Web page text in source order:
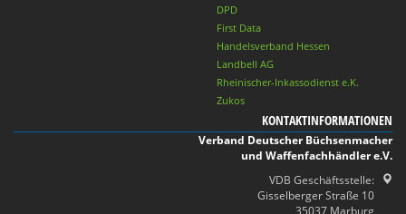
DPD
First Data
Handelsverband Hessen
Landbell AG
Rheinischer-Inkassodienst e.K.
Zukos
KONTAKTINFORMATIONEN
Verband Deutscher Büchsenmacher
und Waffenfachhändler e.V.
VDB Geschäftsstelle:
Gisselberger Straße 10